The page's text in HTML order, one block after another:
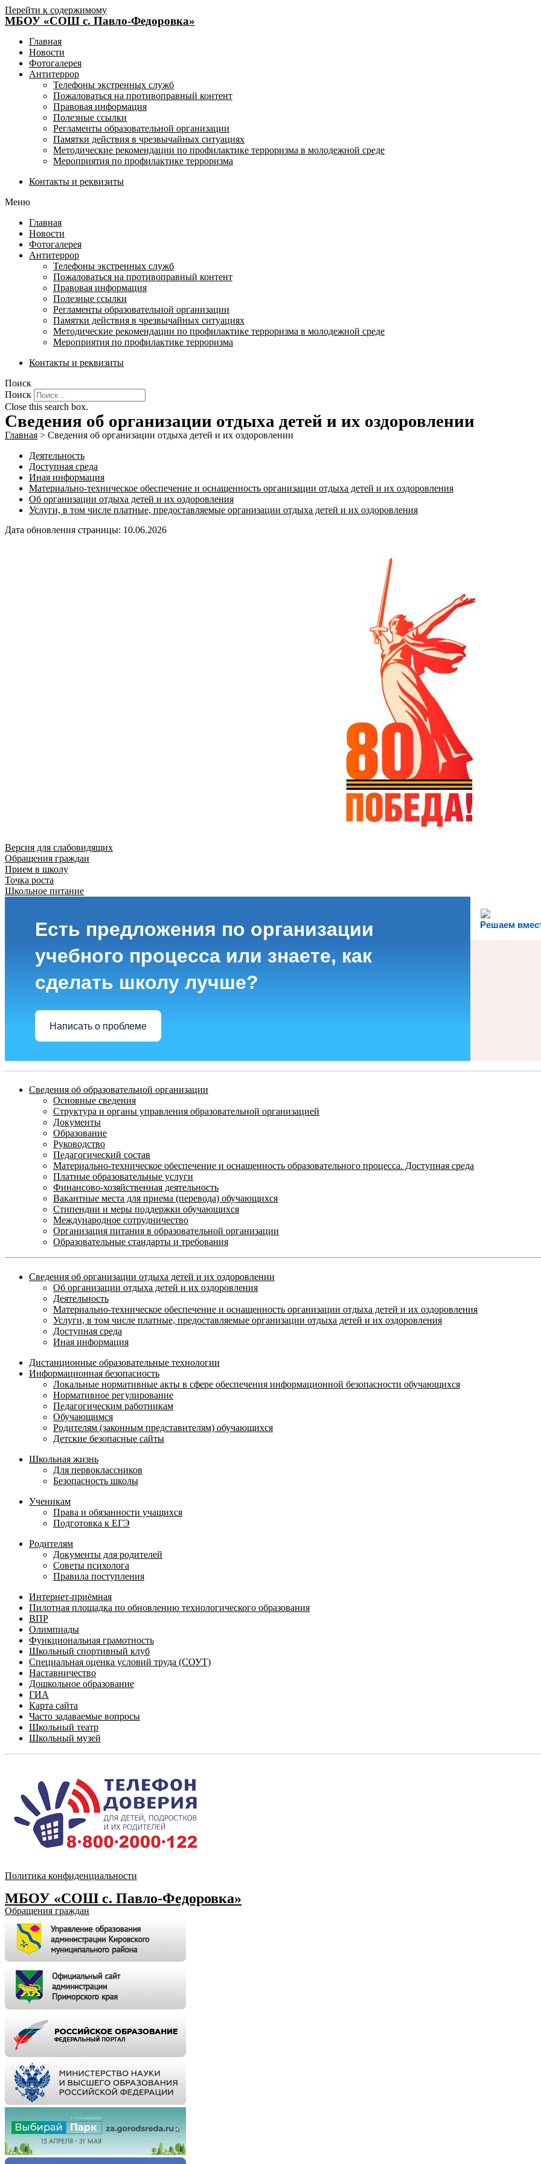
Перейти к содержимому
МБОУ «СОШ с. Павло-Федоровка»
Главная
Новости
Фотогалерея
Антитеррор
Телефоны экстренных служб
Пожаловаться на противоправный контент
Правовая информация
Полезные ссылки
Регламенты образовательной организации
Памятки действия в чрезвычайных ситуациях
Методические рекомендации по профилактике терроризма в молодежной среде
Мероприятия по профилактике терроризма
Контакты и реквизиты
Меню
Главная
Новости
Фотогалерея
Антитеррор
Телефоны экстренных служб
Пожаловаться на противоправный контент
Правовая информация
Полезные ссылки
Регламенты образовательной организации
Памятки действия в чрезвычайных ситуациях
Методические рекомендации по профилактике терроризма в молодежной среде
Мероприятия по профилактике терроризма
Контакты и реквизиты
Поиск
Поиск
Close this search box.
Сведения об организации отдыха детей и их оздоровлении
Главная > Сведения об организации отдыха детей и их оздоровлении
Деятельность
Доступная среда
Иная информация
Материально-техническое обеспечение и оснащенность организации отдыха детей и их оздоровления
Об организации отдыха детей и их оздоровления
Услуги, в том числе платные, предоставляемые организации отдыха детей и их оздоровления
Дата обновления страницы: 10.06.2026
Версия для слабовидящих
Обращения граждан
Прием в школу
Точка роста
Школьное питание
Решаем
Есть предложения по организации
учебного процесса или знаете, как
сделать школу лучше?
Написать о проблеме
Сведения об образовательной организации
Основные сведения
Структура и органы управления образовательной организацией
Документы
Образование
Руководство
Педагогический состав
Материально-техническое обеспечение и оснащенность образовательного процесса. Доступная среда
Платные образовательные услуги
Финансово-хозяйственная деятельность
Вакантные места для приема (перевода) обучающихся
Стипендии и меры поддержки обучающихся
Международное сотрудничество
Организация питания в образовательной организации
Образовательные стандарты и требования
Сведения об организации отдыха детей и их оздоровлении
Об организации отдыха детей и их оздоровления
Деятельность
Материально-техническое обеспечение и оснащенность организации отдыха детей и их оздоровления
Услуги, в том числе платные, предоставляемые организации отдыха детей и их оздоровления
Доступная среда
Иная информация
Дистанционные образовательные технологии
Информационная безопасность
Локальные нормативные акты в сфере обеспечения информационной безопасности обучающихся
Нормативное регулирование
Педагогическим работникам
Обучающимся
Родителям (законным представителям) обучающихся
Детские безопасные сайты
Школьная жизнь
Для первоклассников
Безопасность школы
Ученикам
Права и обязанности учащихся
Подготовка к ЕГЭ
Родителям
Документы для родителей
Советы психолога
Правила поступления
Интернет-приёмная
Пилотная площадка по обновлению технологического образования
ВПР
Олимпиады
Функциональная грамотность
Школьный спортивный клуб
Специальная оценка условий труда (СОУТ)
Наставничество
Дошкольное образование
ГИА
Карта сайта
Часто задаваемые вопросы
Школьный театр
Школьный музей
Политика конфиденциальности
МБОУ «СОШ с. Павло-Федоровка»
Обращения граждан